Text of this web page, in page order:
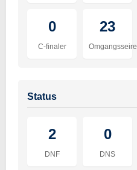
0
C-finaler
23
Omgangsseire
Status
2
DNF
0
DNS